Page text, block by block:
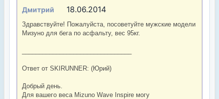
Дмитрий 18.06.2014
Здравствуйте! Пожалуйста, посоветуйте мужские модели
Мизуно для бега по асфальту, вес 95кг.
Ответ от SKIRUNNER: (Юрий)
Добрый день.
Для вашего веса Mizuno Wave Inspire могу